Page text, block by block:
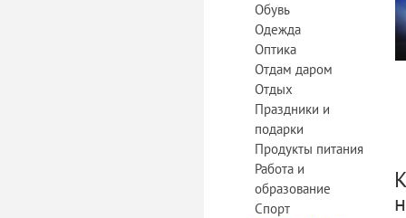
Обувь
Одежда
Оптика
Отдам даром
Отдых
Праздники и
подарки
Продукты питания
Работа и
образование
Спорт